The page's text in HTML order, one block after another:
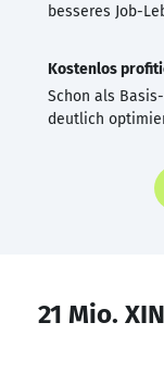
besseres Job-
Kostenlos
Schon als
deutlich
21 Mio.